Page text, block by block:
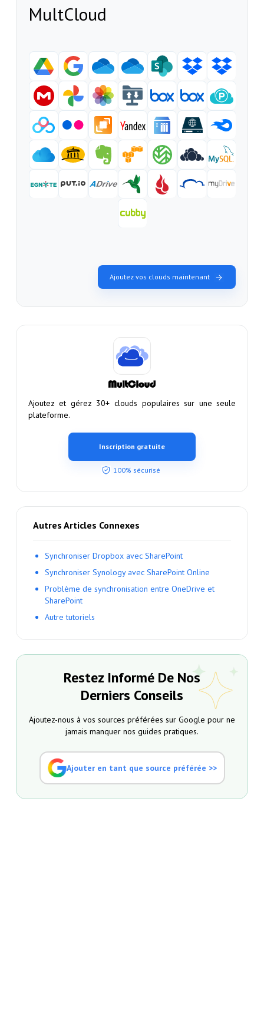
MultCloud
Ajoutez vos clouds maintenant
Ajoutez et gérez 30+ clouds populaires sur une seule
plateforme.
Inscription gratuite
100% sécurisé
Autres Articles Connexes
Synchroniser Dropbox avec SharePoint
Synchroniser Synology avec SharePoint Online
Problème de synchronisation entre OneDrive et
SharePoint
Autre tutoriels
Restez Informé De Nos
Derniers Conseils
Ajoutez-nous à vos sources préférées sur Google pour ne
jamais manquer nos guides pratiques.
Ajouter en tant que source préférée >>